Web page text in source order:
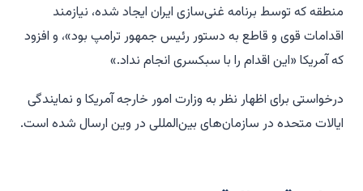
منطقه که توسط برنامه غنی‌سازی ایران ایجاد شده، نیازمند
اقدامات قوی و قاطع به دستور رئیس جمهور ترامپ بود»، و افزود
که آمریکا «این اقدام را با سبکسری انجام نداد.»
درخواستی برای اظهار نظر به وزارت امور خارجه آمریکا و نمایندگی
ایالات متحده در سازمان‌های بین‌المللی در وین ارسال شده است.